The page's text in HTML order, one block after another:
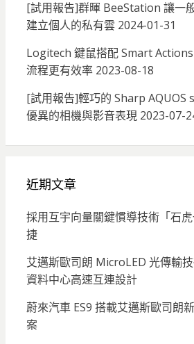
[試用報告]群暉 BeeStation 讓一
建立個人的私有雲 2024-01-31
Logitech 鍵鼠搭配 Smart
流程更有效率 2023-08-18
[試用報告]輕巧的 Sharp AQUOS
優異的相機與影音表現 2023-07-
近期文章
採用互宇向量關鍵慣導技術「石
捷
艾邁斯歐司朗 MicroLED 光傳輸
資料中心高速互連設計
蔚來汽車 ES9 搭載艾邁斯歐司朗
案